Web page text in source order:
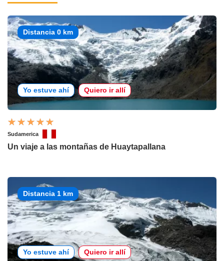
Distancia 0 km
Yo estuve ahí Quiero ir allí
Sudamerica
Un viaje a las montañas de Huaytapallana
Distancia 1 km
Yo estuve ahí Quiero ir allí